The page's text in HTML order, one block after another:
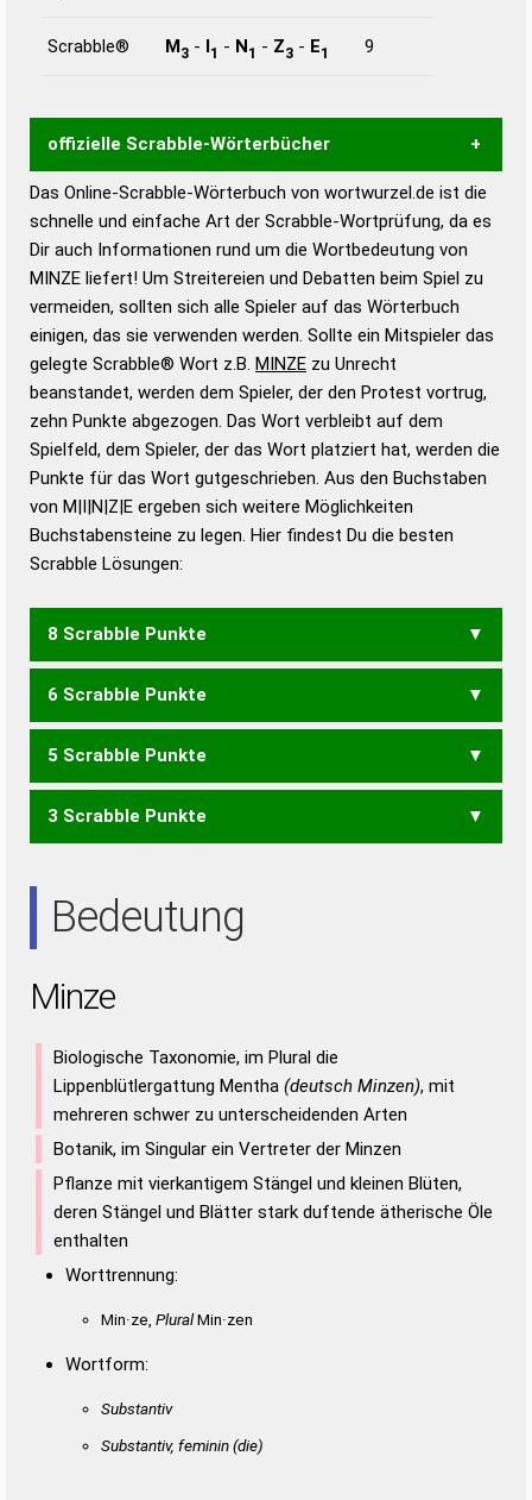
Scrabble® M3 - I1 - N1 - Z3 - E1 9
offizielle Scrabble-Wörterbücher
Wortwurzel liefert mit Hilfe eines semantischen
Wortanalyse-Algorithmus gute Anhaltspunkte zu
Wortbedeutung, Worttrennung und Wortform, um die
Gültigkeit eines Wortes für das Scrabble-Spiel zu
bestimmen!
zugelassene Turnier Scrabble-
Wörterbücher sind:
Duden – Standardwerk in 12 Bänden
Duden – Richtiges und gutes
Deutsch
Duden – Die deutsche Grammatik
Duden – Deutsches
Das Online-Scrabble-Wörterbuch von wortwurzel.de ist die
schnelle und einfache Art der Scrabble-Wortprüfung, da es
Dir auch Informationen rund um die Wortbedeutung von
MINZE liefert! Um Streitereien und Debatten beim Spiel zu
vermeiden, sollten sich alle Spieler auf das Wörterbuch
einigen, das sie verwenden werden. Sollte ein Mitspieler das
gelegte Scrabble® Wort z.B. MINZE zu Unrecht
beanstandet, werden dem Spieler, der den Protest vortrug,
zehn Punkte abgezogen. Das Wort verbleibt auf dem
Spielfeld, dem Spieler, der das Wort platziert hat, werden die
Punkte für das Wort gutgeschrieben. Aus den Buchstaben
von M|I|N|Z|E ergeben sich weitere Möglichkeiten
Buchstabensteine zu legen. Hier findest Du die besten
Scrabble Lösungen:
8 Scrabble Punkte
MIEZ ZIEM
6 Scrabble Punkte
MEIN MINE
5 Scrabble Punkte
ZEN
3 Scrabble Punkte
Bedeutung
Minze
Biologische Taxonomie, im Plural die
Lippenblütlergattung Mentha (deutsch Minzen), mit
mehreren schwer zu unterscheidenden Arten
Botanik, im Singular ein Vertreter der Minzen
Pflanze mit vierkantigem Stängel und kleinen Blüten,
deren Stängel und Blätter stark duftende ätherische Öle
enthalten
Worttrennung:
Min·ze, PluralMin·zen
Wortform:
Substantiv
Substantiv, feminin(die)